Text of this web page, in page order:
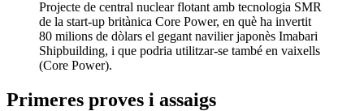
Projecte de central nuclear flotant amb tecnologia SMR
de la start-up britànica Core Power, en què ha invertit
80 milions de dòlars el gegant navilier japonès Imabari
Shipbuilding, i que podria utilitzar-se també en vaixells
(Core Power).
Primeres proves i assaigs